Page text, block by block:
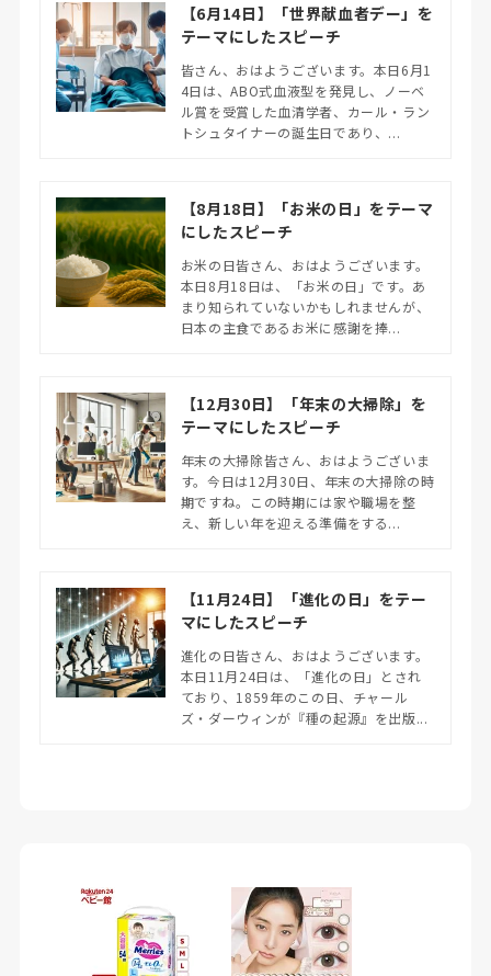
【6月14日】「世界献血者デー」を
テーマにしたスピーチ
皆さん、おはようございます。本日6月1
4日は、ABO式血液型を発見し、ノーベ
ル賞を受賞した血清学者、カール・ラン
トシュタイナーの誕生日であり、...
【8月18日】「お米の日」をテーマ
にしたスピーチ
お米の日皆さん、おはようございます。
本日8月18日は、「お米の日」です。あ
まり知られていないかもしれませんが、
日本の主食であるお米に感謝を捧...
【12月30日】「年末の大掃除」を
テーマにしたスピーチ
年末の大掃除皆さん、おはようございま
す。今日は12月30日、年末の大掃除の時
期ですね。この時期には家や職場を整
え、新しい年を迎える準備をする...
【11月24日】「進化の日」をテー
マにしたスピーチ
進化の日皆さん、おはようございます。
本日11月24日は、「進化の日」とされ
ており、1859年のこの日、チャール
ズ・ダーウィンが『種の起源』を出版...